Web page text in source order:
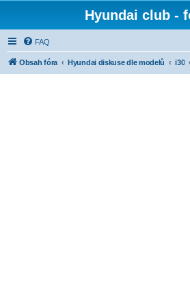
Hyundai club -
FAQ
Obsah fóra Hyundai diskuse dle modelů i30